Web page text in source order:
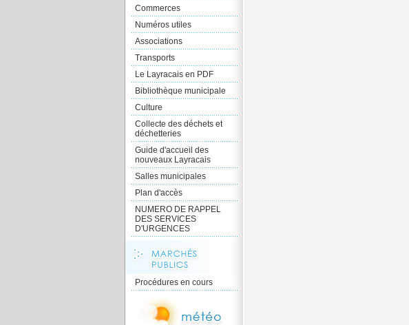
Commerces
Numéros utiles
Associations
Transports
Le Layracais en PDF
Bibliothèque municipale
Culture
Collecte des déchets et
déchetteries
Guide d'accueil des
nouveaux Layracais
Salles municipales
Plan d'accès
NUMERO DE RAPPEL
DES SERVICES
D'URGENCES
Procédures en cours